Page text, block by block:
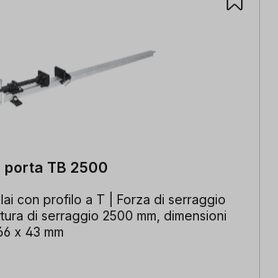
TB 2500
con profilo a T | Forza di serraggio
di serraggio 2500 mm, dimensioni
x 43 mm